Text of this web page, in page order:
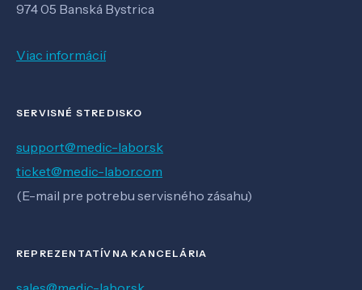
974 05 Banská Bystrica
Viac informácií
SERVISNÉ STREDISKO
support@medic-labor.sk
ticket@medic-labor.com
(E-mail pre potrebu servisného zásahu)
REPREZENTATÍVNA KANCELÁRIA